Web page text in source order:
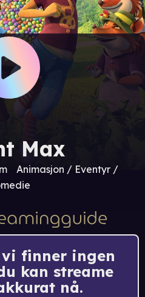
Max
Animasjon / Eventyr /
vi finner ingen
kan streame
nå.